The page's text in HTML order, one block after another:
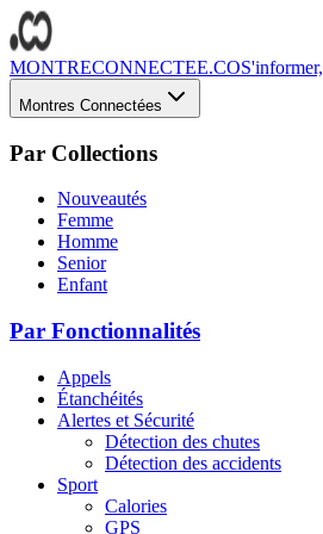
MONTRECONNECTEE.CO
Montres Connectées
Par Collections
Nouveautés
Femme
Homme
Senior
Enfant
Par Fonctionnalités
Appels
Étanchéités
Alertes et Sécurité
Détection des chutes
Détection des accidents
Sport
Calories
GPS